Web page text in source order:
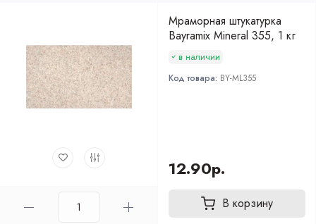
Мраморная штукатурка
Bayramix Mineral 355, 1 кг
в наличии
Код товара: BY-ML355
12.90р.
В корзину